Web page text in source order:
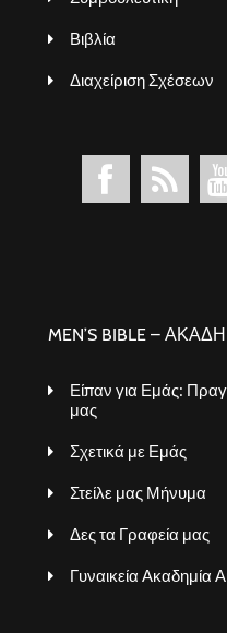
Βιβλία
Διαχείριση Σχέσεων
MEN’S BIBLE –
Είπαν για Εμάς:
μας
Σχετικά με Εμάς
Στείλε μας Μήνυμα
Δες τα Γραφεία μας
Γυναικεία Ακαδημία